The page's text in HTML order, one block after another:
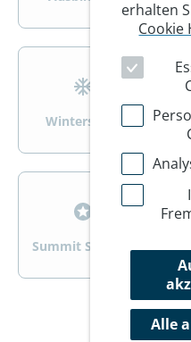
>
Wintersport
>
Summit Specials
erhalten
Cookie
Alle